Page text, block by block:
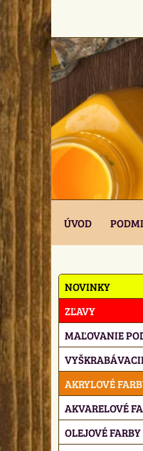
ÚVOD
NOVINKY
ZĽAVY
MAĽOVANIE
AKRYLOVÉ
AKVARELOVÉ
OLEJOVÉ FARBY